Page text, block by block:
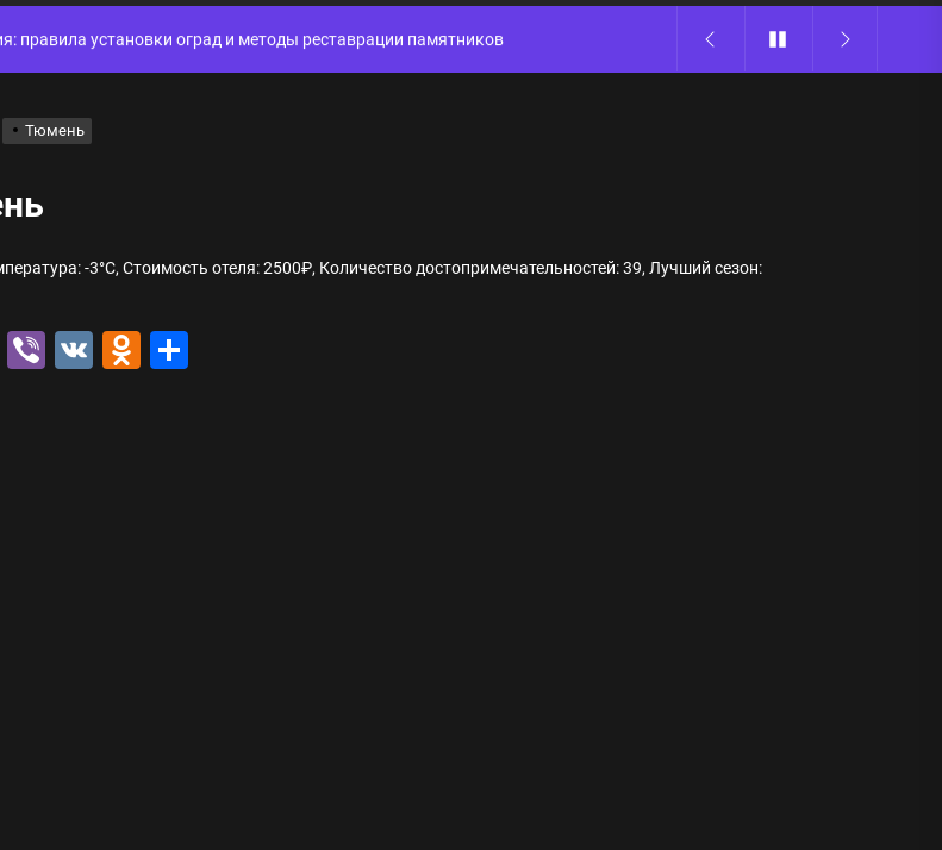
правила установки оград и методы реставрации памятников
цифровой техники, работающем с 2010 года
правила установки оград и методы реставрации памятников
работы, риски и способы хранения криптовалют
Тюмень
-3°C, Стоимость отеля: 2500₽, Количество достопримечательностей: 39, Лучший сезон:
Telegram
Viber
VK Odnoklassniki